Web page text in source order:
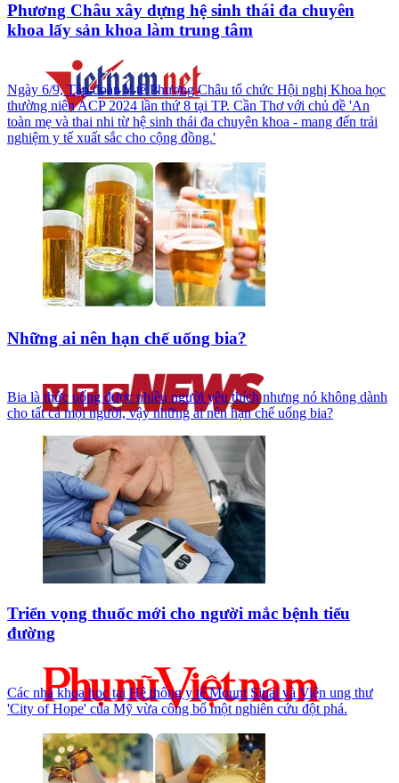
Phương Châu xây dựng hệ sinh thái đa chuyên
khoa lấy sản khoa làm trung tâm
Ngày 6/9, Tập đoàn Y tế Phương Châu tổ chức Hội nghị Khoa học
thường niên ACP 2024 lần thứ 8 tại TP. Cần Thơ với chủ đề 'An
toàn mẹ và thai nhi từ hệ sinh thái đa chuyên khoa - mang đến trải
nghiệm y tế xuất sắc cho cộng đồng.'
Những ai nên hạn chế uống bia?
Bia là thức uống được nhiều người yêu thích nhưng nó không dành
cho tất cả mọi người, vậy những ai nên hạn chế uống bia?
Triển vọng thuốc mới cho người mắc bệnh tiểu
đường
Các nhà khoa học tại Hệ thống y tế Mount Sinai và Viện ung thư
'City of Hope' của Mỹ vừa công bố một nghiên cứu đột phá.